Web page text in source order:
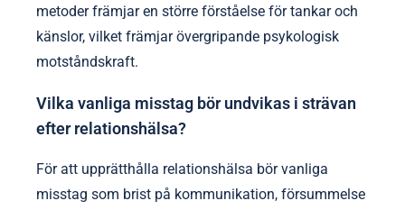
metoder främjar en större förståelse för tankar och
känslor, vilket främjar övergripande psykologisk
motståndskraft.
Vilka vanliga misstag bör undvikas i strävan
efter relationshälsa?
För att upprätthålla relationshälsa bör vanliga
misstag som brist på kommunikation, försummelse